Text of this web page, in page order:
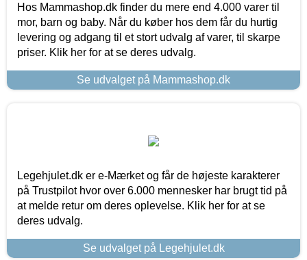
Hos Mammashop.dk finder du mere end 4.000 varer til
mor, barn og baby. Når du køber hos dem får du hurtig
levering og adgang til et stort udvalg af varer, til skarpe
priser. Klik her for at se deres udvalg.
Se udvalget på Mammashop.dk
Legehjulet.dk er e-Mærket og får de højeste karakterer
på Trustpilot hvor over 6.000 mennesker har brugt tid på
at melde retur om deres oplevelse. Klik her for at se
deres udvalg.
Se udvalget på Legehjulet.dk